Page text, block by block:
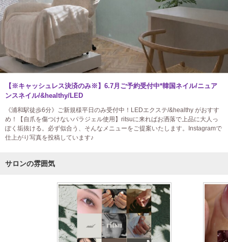
【※キャッシュレス決済のみ※】6.7月ご予約受付中*韓国ネイル/ニュア
ンスネイル/&healthy/LED
《浦和駅徒歩6分》ご新規様平日のみ受付中！LEDエクステ/&healthy がおすす
め！【自爪を傷つけないパラジェル使用】ritsuに来ればお洒落で上品に大人っ
ぽく垢抜ける。必ず似合う、そんなメニューをご提案いたします。Instagramで
仕上がり写真を投稿しています♪
サロンの雰囲気